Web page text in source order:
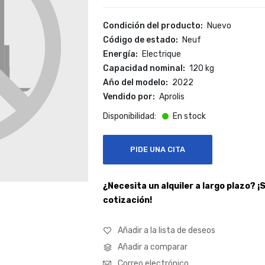
Características
Condición del producto
Nuevo
Código de estado
Neuf
Energía
Electrique
Capacidad nominal
120 kg
Año del modelo
2022
Vendido por
Aprolis
En stock
PIDE UNA CITA
¿Necesita un alquiler a largo plazo?
cotización!
Añadir a la lista de deseos
Añadir a comparar